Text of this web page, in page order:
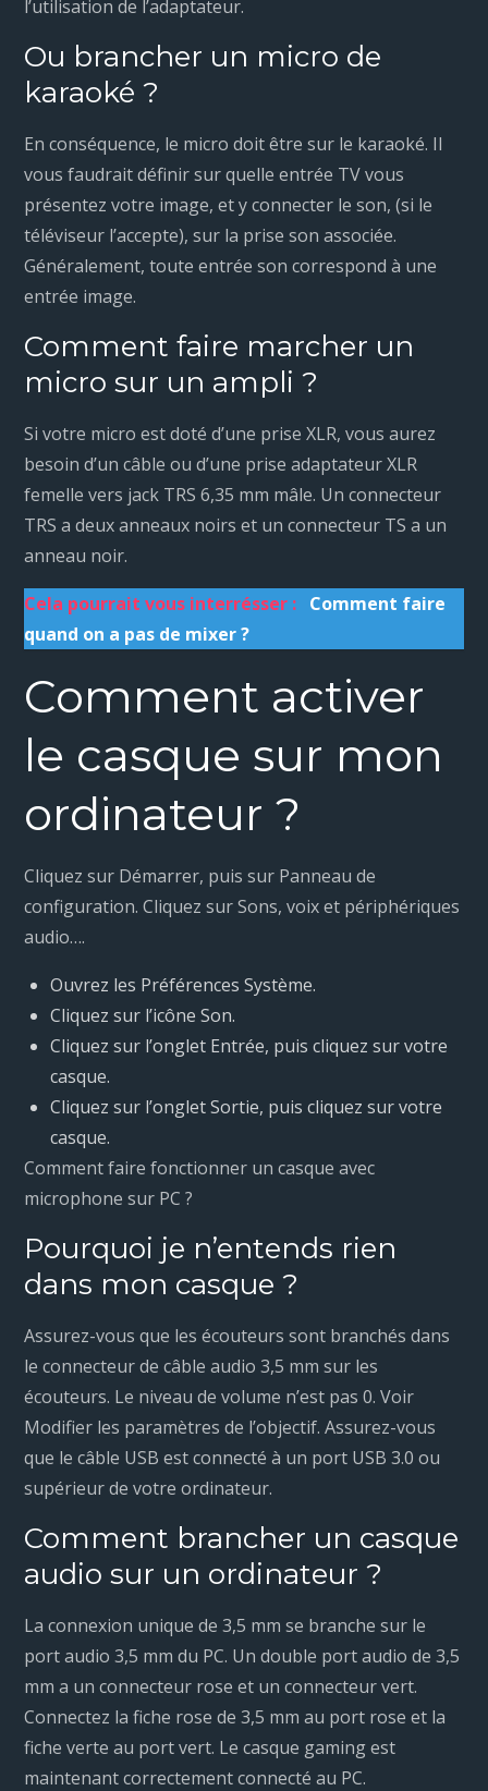
l’utilisation de l’adaptateur.
Ou brancher un micro de
karaoké ?
En conséquence, le micro doit être sur le karaoké. Il
vous faudrait définir sur quelle entrée TV vous
présentez votre image, et y connecter le son, (si le
téléviseur l’accepte), sur la prise son associée.
Généralement, toute entrée son correspond à une
entrée image.
Comment faire marcher un
micro sur un ampli ?
Si votre micro est doté d’une prise XLR, vous aurez
besoin d’un câble ou d’une prise adaptateur XLR
femelle vers jack TRS 6,35 mm mâle. Un connecteur
TRS a deux anneaux noirs et un connecteur TS a un
anneau noir.
Cela pourrait vous interrésser : Comment faire
quand on a pas de mixer ?
Comment activer
le casque sur mon
ordinateur ?
Cliquez sur Démarrer, puis sur Panneau de
configuration. Cliquez sur Sons, voix et périphériques
audio….
Ouvrez les Préférences Système.
Cliquez sur l’icône Son.
Cliquez sur l’onglet Entrée, puis cliquez sur votre
casque.
Cliquez sur l’onglet Sortie, puis cliquez sur votre
casque.
Comment faire fonctionner un casque avec
microphone sur PC ?
Pourquoi je n’entends rien
dans mon casque ?
Assurez-vous que les écouteurs sont branchés dans
le connecteur de câble audio 3,5 mm sur les
écouteurs. Le niveau de volume n’est pas 0. Voir
Modifier les paramètres de l’objectif. Assurez-vous
que le câble USB est connecté à un port USB 3.0 ou
supérieur de votre ordinateur.
Comment brancher un casque
audio sur un ordinateur ?
La connexion unique de 3,5 mm se branche sur le
port audio 3,5 mm du PC. Un double port audio de 3,5
mm a un connecteur rose et un connecteur vert.
Connectez la fiche rose de 3,5 mm au port rose et la
fiche verte au port vert. Le casque gaming est
maintenant correctement connecté au PC.